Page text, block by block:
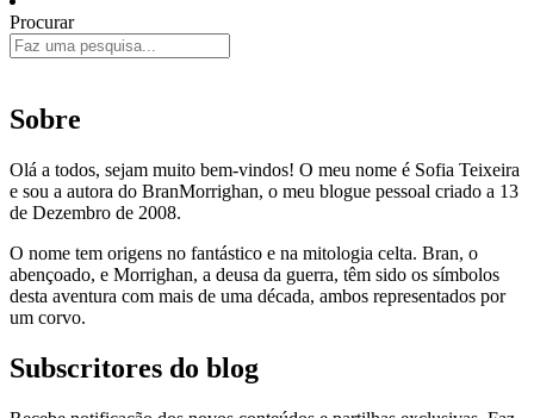
Procurar
Sobre
Olá a todos, sejam muito bem-vindos! O meu nome é Sofia Teixeira
e sou a autora do BranMorrighan, o meu blogue pessoal criado a 13
de Dezembro de 2008.
O nome tem origens no fantástico e na mitologia celta. Bran, o
abençoado, e Morrighan, a deusa da guerra, têm sido os símbolos
desta aventura com mais de uma década, ambos representados por
um corvo.
Subscritores do blog